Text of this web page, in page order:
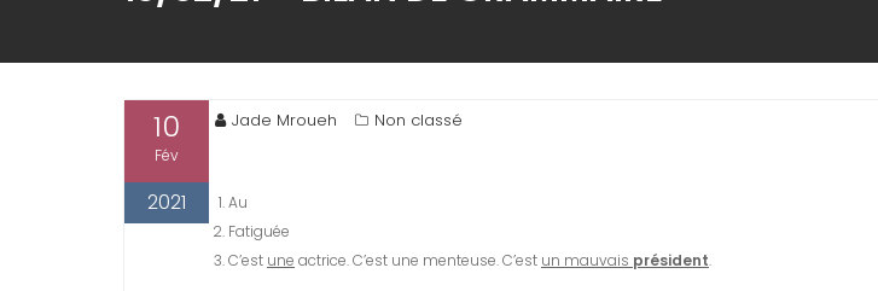
10
Fév
2021
Jade Mroueh Non classé
Au
Fatiguée
C’est une actrice. C’est une menteuse. C’est un mauvais président.